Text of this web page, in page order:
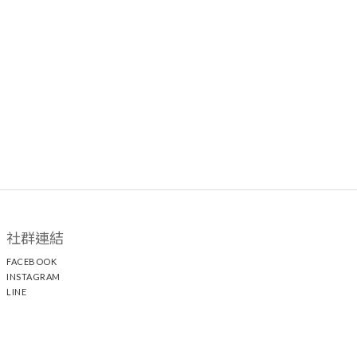
社群連結
FACEBOOK
INSTAGRAM
LINE